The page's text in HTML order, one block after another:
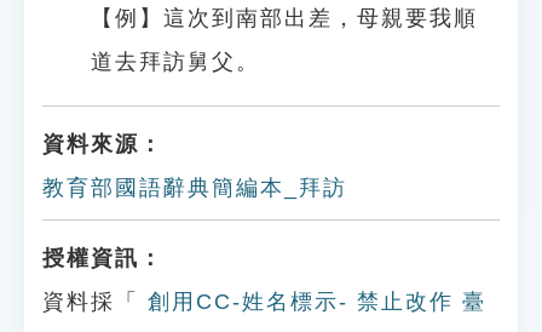
【例】這次到南部出差，母親要我順
道去拜訪舅父。
資料來源：
教育部國語辭典簡編本_拜訪
授權資訊：
資料採「
創用CC-姓名標示- 禁止改作 臺